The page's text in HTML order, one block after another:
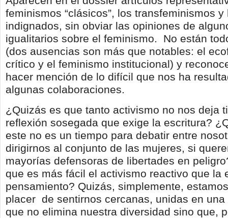
feminismos “clásicos”, los transfeminismos
indignados, sin obviar las opiniones de
igualitarios sobre el feminismo. No están
(dos ausencias son más que notables: el
crítico y el feminismo institucional) y
hacer mención de lo difícil que nos ha
algunas colaboraciones.
¿Quizás es que tanto activismo no nos deja
reflexión sosegada que exige la escritura?
este no es un tiempo para debatir entre
dirigirnos al conjunto de las mujeres, si
mayorías defensoras de libertades en
que es más fácil el activismo reactivo que la
pensamiento? Quizás, simplemente,
placer de sentirnos cercanas, unidas en una
que no elimina nuestra diversidad sino que,